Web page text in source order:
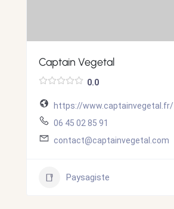
Captain Vegetal
0.0
https://www.captainvegetal.fr/
06 45 02 85 91
contact@captainvegetal.com
Paysagiste